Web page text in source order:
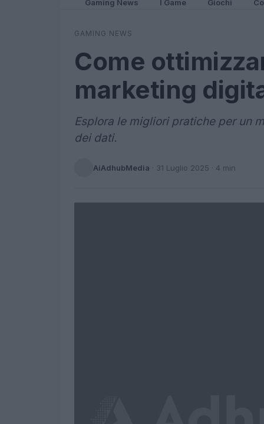
Gaming News I Game Giochi
GAMING NEWS
Come
marketing
Esplora le migliori pratiche per un
dei dati.
AiAdhubMedia · 31 Luglio 2025 · 4 min